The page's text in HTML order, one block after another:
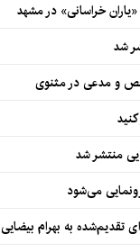
خراسانی» در مشهد
شد
و مدعی در مثنوی
منتشر شد
می‌شود
تقدیم‌شده به بهرام بیضایی